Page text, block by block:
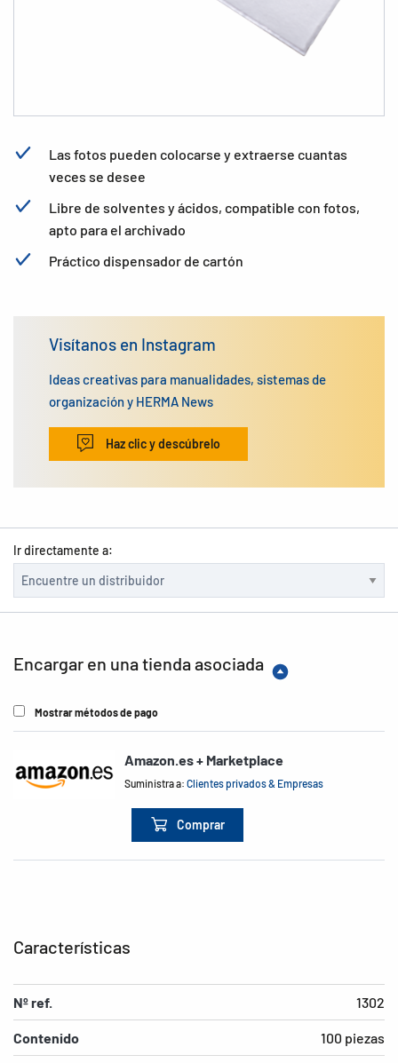
Las fotos pueden colocarse y extraerse cuantas
veces se desee
Libre de solventes y ácidos, compatible con fotos,
apto para el archivado
Práctico dispensador de cartón
Visítanos en Instagram
Ideas creativas para manualidades, sistemas de
organización y HERMA News
Haz clic y descúbrelo
Ir directamente a:
Encargar en una tienda asociada
Mostrar métodos de pago
Amazon.es + Marketplace
Suministra a:Clientes privados & Empresas
Comprar
Características
Nº ref. 1302
Contenido 100 piezas